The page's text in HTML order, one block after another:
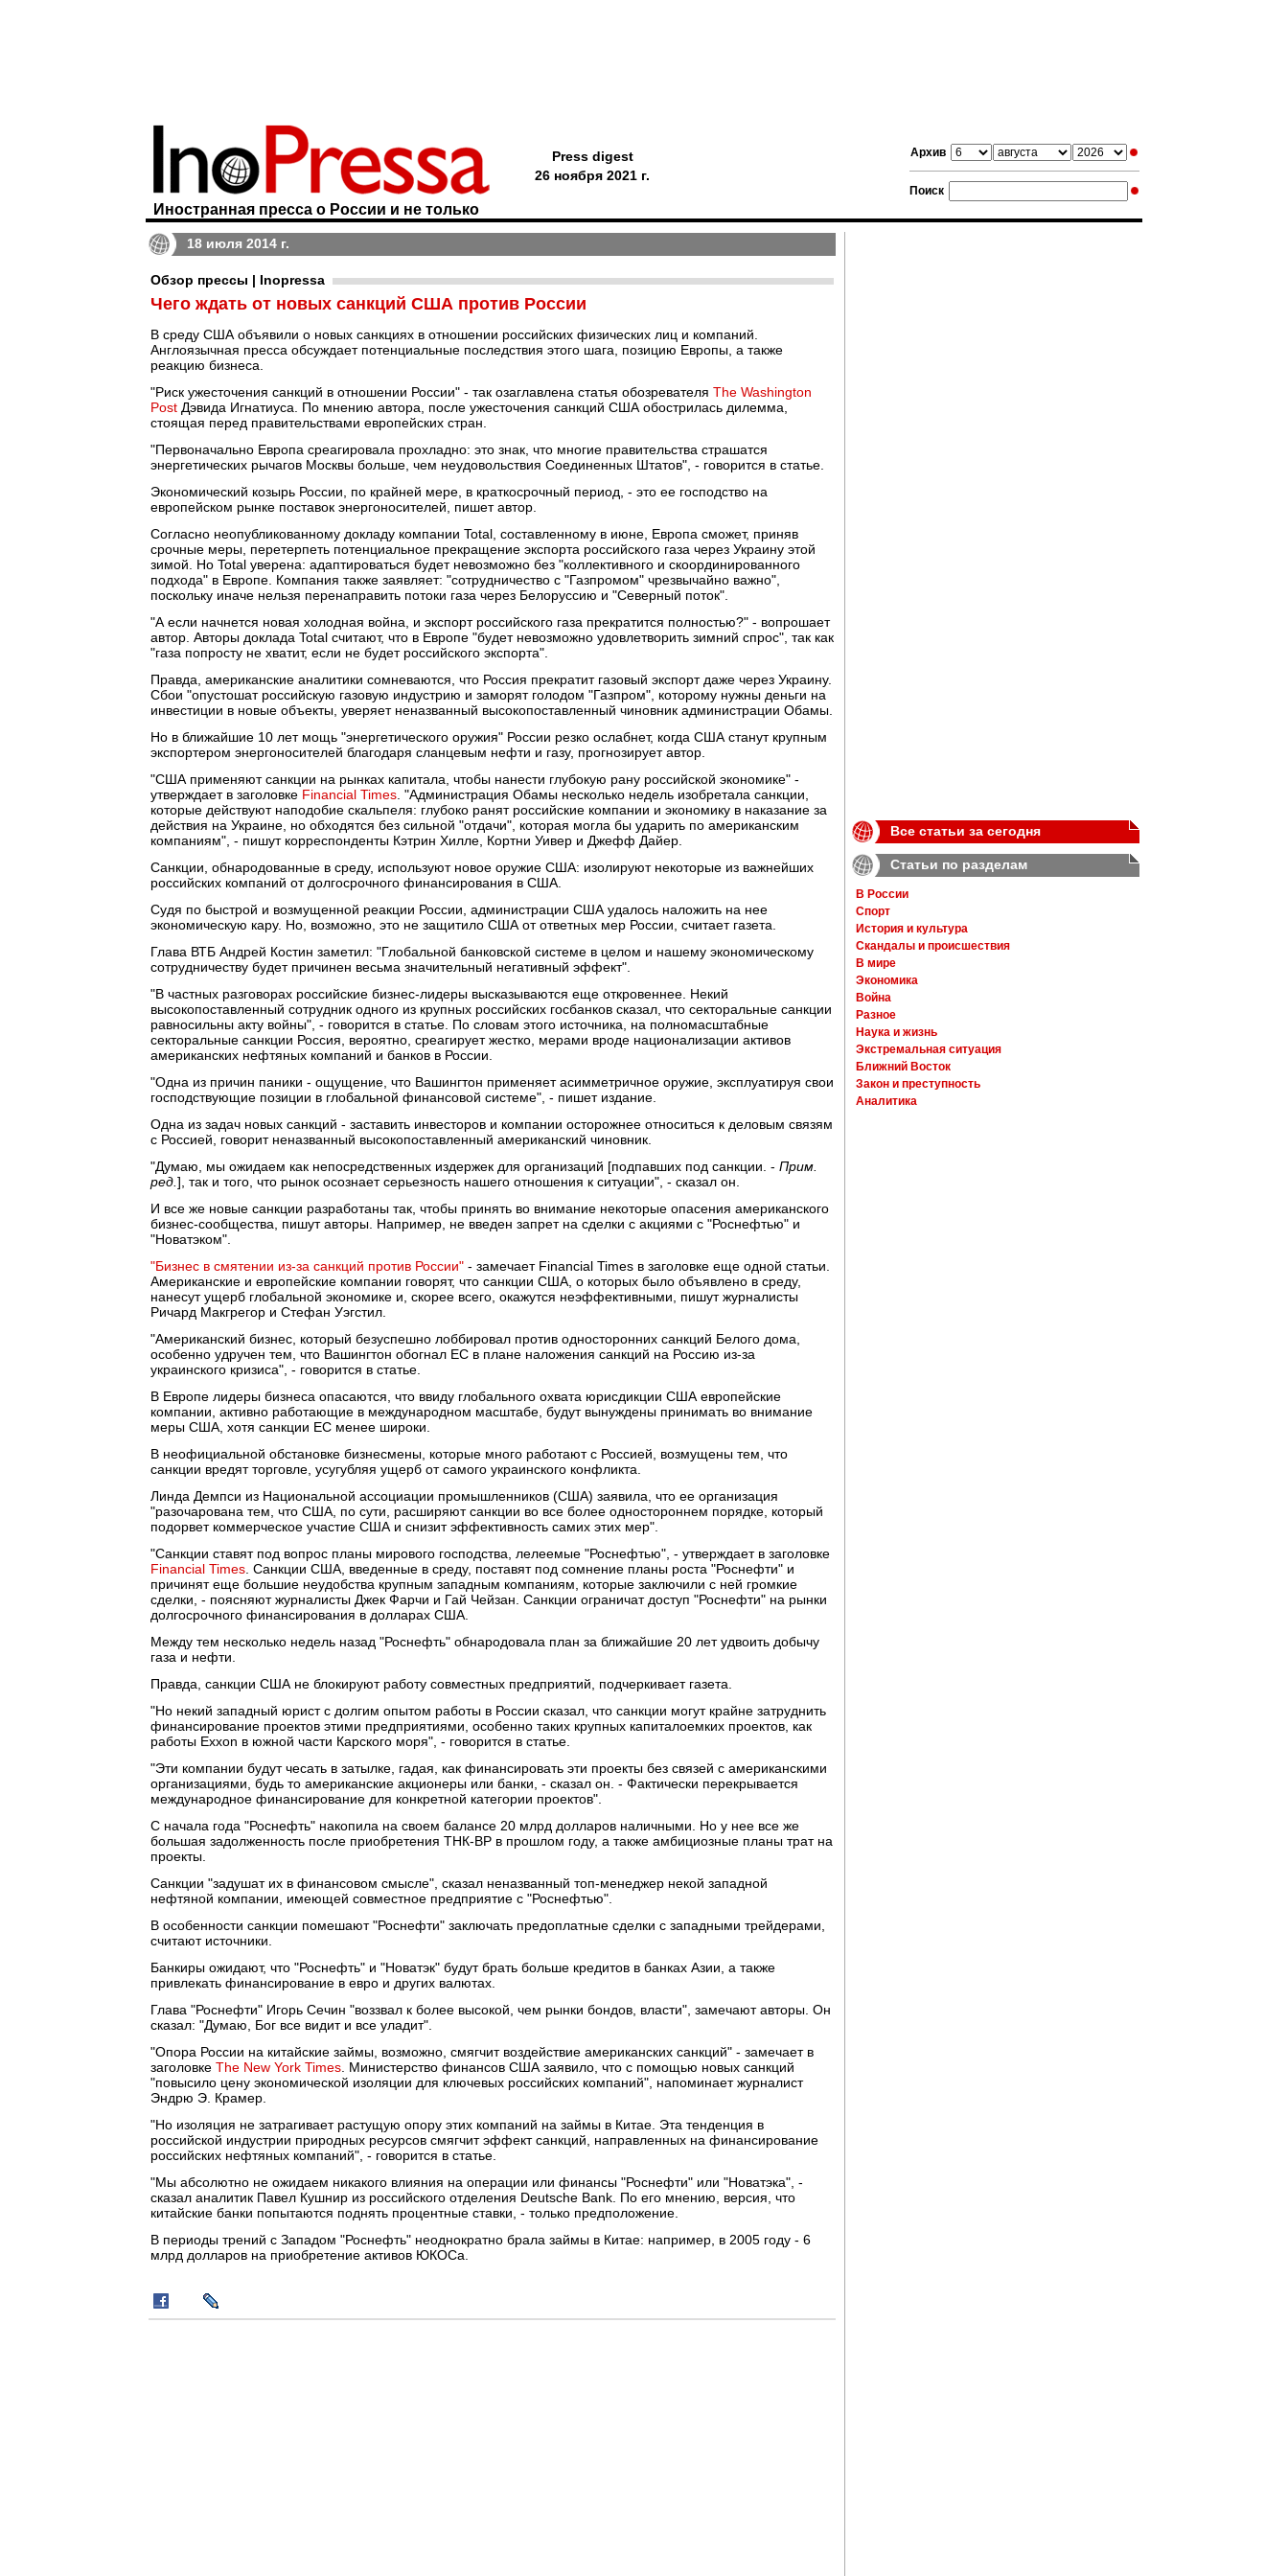
Архив
Поиск
Иностранная пресса о России и не только
Press digest
26 ноября 2021 г.
18 июля 2014 г.
Обзор прессы | Inopressa
Чего ждать от новых санкций США против России
В среду США объявили о новых санкциях в отношении российских физических лиц и компаний.
Англоязычная пресса обсуждает потенциальные последствия этого шага, позицию Европы, а также
реакцию бизнеса.
"Риск ужесточения санкций в отношении России" - так озаглавлена статья обозревателя The Washington
Post Дэвида Игнатиуса. По мнению автора, после ужесточения санкций США обострилась дилемма,
стоящая перед правительствами европейских стран.
"Первоначально Европа среагировала прохладно: это знак, что многие правительства страшатся
энергетических рычагов Москвы больше, чем неудовольствия Соединенных Штатов", - говорится в статье.
Экономический козырь России, по крайней мере, в краткосрочный период, - это ее господство на
европейском рынке поставок энергоносителей, пишет автор.
Согласно неопубликованному докладу компании Total, составленному в июне, Европа сможет, приняв
срочные меры, перетерпеть потенциальное прекращение экспорта российского газа через Украину этой
зимой. Но Total уверена: адаптироваться будет невозможно без "коллективного и скоординированного
подхода" в Европе. Компания также заявляет: "сотрудничество с "Газпромом" чрезвычайно важно",
поскольку иначе нельзя перенаправить потоки газа через Белоруссию и "Северный поток".
"А если начнется новая холодная война, и экспорт российского газа прекратится полностью?" - вопрошает
автор. Авторы доклада Total считают, что в Европе "будет невозможно удовлетворить зимний спрос", так как
"газа попросту не хватит, если не будет российского экспорта".
Правда, американские аналитики сомневаются, что Россия прекратит газовый экспорт даже через Украину.
Сбои "опустошат российскую газовую индустрию и заморят голодом "Газпром", которому нужны деньги на
инвестиции в новые объекты, уверяет неназванный высокопоставленный чиновник администрации Обамы.
Но в ближайшие 10 лет мощь "энергетического оружия" России резко ослабнет, когда США станут крупным
экспортером энергоносителей благодаря сланцевым нефти и газу, прогнозирует автор.
"США применяют санкции на рынках капитала, чтобы нанести глубокую рану российской экономике" -
утверждает в заголовке Financial Times . "Администрация Обамы несколько недель изобретала санкции,
которые действуют наподобие скальпеля: глубоко ранят российские компании и экономику в наказание за
действия на Украине, но обходятся без сильной "отдачи", которая могла бы ударить по американским
компаниям", - пишут корреспонденты Кэтрин Хилле, Кортни Уивер и Джефф Дайер.
Санкции, обнародованные в среду, используют новое оружие США: изолируют некоторые из важнейших
российских компаний от долгосрочного финансирования в США.
Судя по быстрой и возмущенной реакции России, администрации США удалось наложить на нее
экономическую кару. Но, возможно, это не защитило США от ответных мер России, считает газета.
Глава ВТБ Андрей Костин заметил: "Глобальной банковской системе в целом и нашему экономическому
сотрудничеству будет причинен весьма значительный негативный эффект".
"В частных разговорах российские бизнес-лидеры высказываются еще откровеннее. Некий
высокопоставленный сотрудник одного из крупных российских госбанков сказал, что секторальные санкции
равносильны акту войны", - говорится в статье. По словам этого источника, на полномасштабные
секторальные санкции Россия, вероятно, среагирует жестко, мерами вроде национализации активов
американских нефтяных компаний и банков в России.
"Одна из причин паники - ощущение, что Вашингтон применяет асимметричное оружие, эксплуатируя свои
господствующие позиции в глобальной финансовой системе", - пишет издание.
Одна из задач новых санкций - заставить инвесторов и компании осторожнее относиться к деловым связям
с Россией, говорит неназванный высокопоставленный американский чиновник.
"Думаю, мы ожидаем как непосредственных издержек для организаций [подпавших под санкции. - Прим.
ред. ], так и того, что рынок осознает серьезность нашего отношения к ситуации", - сказал он.
И все же новые санкции разработаны так, чтобы принять во внимание некоторые опасения американского
бизнес-сообщества, пишут авторы. Например, не введен запрет на сделки с акциями с "Роснефтью" и
"Новатэком".
"Бизнес в смятении из-за санкций против России" - замечает Financial Times в заголовке еще одной статьи.
Американские и европейские компании говорят, что санкции США, о которых было объявлено в среду,
нанесут ущерб глобальной экономике и, скорее всего, окажутся неэффективными, пишут журналисты
Ричард Макгрегор и Стефан Уэгстил.
"Американский бизнес, который безуспешно лоббировал против односторонних санкций Белого дома,
особенно удручен тем, что Вашингтон обогнал ЕС в плане наложения санкций на Россию из-за
украинского кризиса", - говорится в статье.
В Европе лидеры бизнеса опасаются, что ввиду глобального охвата юрисдикции США европейские
компании, активно работающие в международном масштабе, будут вынуждены принимать во внимание
меры США, хотя санкции ЕС менее широки.
В неофициальной обстановке бизнесмены, которые много работают с Россией, возмущены тем, что
санкции вредят торговле, усугубляя ущерб от самого украинского конфликта.
Линда Демпси из Национальной ассоциации промышленников (США) заявила, что ее организация
"разочарована тем, что США, по сути, расширяют санкции во все более одностороннем порядке, который
подорвет коммерческое участие США и снизит эффективность самих этих мер".
"Санкции ставят под вопрос планы мирового господства, лелеемые "Роснефтью", - утверждает в заголовке
Financial Times . Санкции США, введенные в среду, поставят под сомнение планы роста "Роснефти" и
причинят еще большие неудобства крупным западным компаниям, которые заключили с ней громкие
сделки, - поясняют журналисты Джек Фарчи и Гай Чейзан. Санкции ограничат доступ "Роснефти" на рынки
долгосрочного финансирования в долларах США.
Между тем несколько недель назад "Роснефть" обнародовала план за ближайшие 20 лет удвоить добычу
газа и нефти.
Правда, санкции США не блокируют работу совместных предприятий, подчеркивает газета.
"Но некий западный юрист с долгим опытом работы в России сказал, что санкции могут крайне затруднить
финансирование проектов этими предприятиями, особенно таких крупных капиталоемких проектов, как
работы Exxon в южной части Карского моря", - говорится в статье.
"Эти компании будут чесать в затылке, гадая, как финансировать эти проекты без связей с американскими
организациями, будь то американские акционеры или банки, - сказал он. - Фактически перекрывается
международное финансирование для конкретной категории проектов".
С начала года "Роснефть" накопила на своем балансе 20 млрд долларов наличными. Но у нее все же
большая задолженность после приобретения ТНК-BP в прошлом году, а также амбициозные планы трат на
проекты.
Санкции "задушат их в финансовом смысле", сказал неназванный топ-менеджер некой западной
нефтяной компании, имеющей совместное предприятие с "Роснефтью".
В особенности санкции помешают "Роснефти" заключать предоплатные сделки с западными трейдерами,
считают источники.
Банкиры ожидают, что "Роснефть" и "Новатэк" будут брать больше кредитов в банках Азии, а также
привлекать финансирование в евро и других валютах.
Глава "Роснефти" Игорь Сечин "воззвал к более высокой, чем рынки бондов, власти", замечают авторы. Он
сказал: "Думаю, Бог все видит и все уладит".
"Опора России на китайские займы, возможно, смягчит воздействие американских санкций" - замечает в
заголовке The New York Times . Министерство финансов США заявило, что с помощью новых санкций
"повысило цену экономической изоляции для ключевых российских компаний", напоминает журналист
Эндрю Э. Крамер.
"Но изоляция не затрагивает растущую опору этих компаний на займы в Китае. Эта тенденция в
российской индустрии природных ресурсов смягчит эффект санкций, направленных на финансирование
российских нефтяных компаний", - говорится в статье.
"Мы абсолютно не ожидаем никакого влияния на операции или финансы "Роснефти" или "Новатэка", -
сказал аналитик Павел Кушнир из российского отделения Deutsche Bank. По его мнению, версия, что
китайские банки попытаются поднять процентные ставки, - только предположение.
В периоды трений с Западом "Роснефть" неоднократно брала займы в Китае: например, в 2005 году - 6
млрд долларов на приобретение активов ЮКОСа.
Все статьи за сегодня
Статьи по разделам
В России
Спорт
История и культура
Скандалы и происшествия
В мире
Экономика
Война
Разное
Наука и жизнь
Экстремальная ситуация
Ближний Восток
Закон и преступность
Аналитика